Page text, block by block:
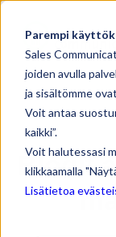
Parempi
Sales
joiden avulla
ja sisältömme
Voit antaa
kaikki”.
Voit halutessasi
klikkaamalla
Lisätietoa
Blogit